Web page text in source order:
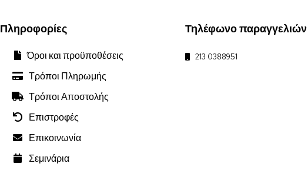
Πληροφορίες
Όροι και προϋποθέσεις
Τρόποι Πληρωμής
Τρόποι Αποστολής
Επιστροφές
Επικοινωνία
Σεμινάρια
Τηλέφωνο παραγγελιών
213 0388951